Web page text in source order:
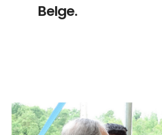
Belge.
Branding
ARMCHAIR